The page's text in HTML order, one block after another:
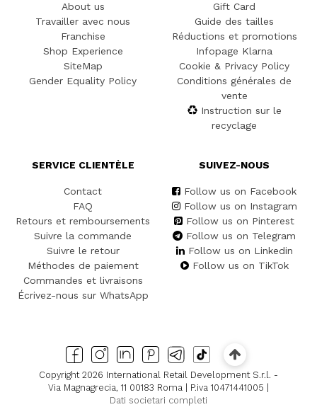
About us
Travailler avec nous
Franchise
Shop Experience
SiteMap
Gender Equality Policy
Gift Card
Guide des tailles
Réductions et promotions
Infopage Klarna
Cookie & Privacy Policy
Conditions générales de
vente
Instruction sur le
recyclage
SERVICE CLIENTÈLE
Contact
FAQ
Retours et remboursements
Suivre la commande
Suivre le retour
Méthodes de paiement
Commandes et livraisons
Écrivez-nous sur WhatsApp
SUIVEZ-NOUS
Follow us on Facebook
Follow us on Instagram
Follow us on Pinterest
Follow us on Telegram
Follow us on Linkedin
Follow us on TikTok
Copyright 2026 International Retail Development S.r.l. -
Via Magnagrecia, 11 00183 Roma | P.iva 10471441005 |
Dati societari completi